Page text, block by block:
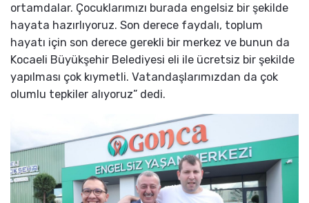
ortamdalar. Çocuklarımızı burada engelsiz bir şekilde
hayata hazırlıyoruz. Son derece faydalı, toplum
hayatı için son derece gerekli bir merkez ve bunun da
Kocaeli Büyükşehir Belediyesi eli ile ücretsiz bir şekilde
yapılması çok kıymetli. Vatandaşlarımızdan da çok
olumlu tepkiler alıyoruz” dedi.